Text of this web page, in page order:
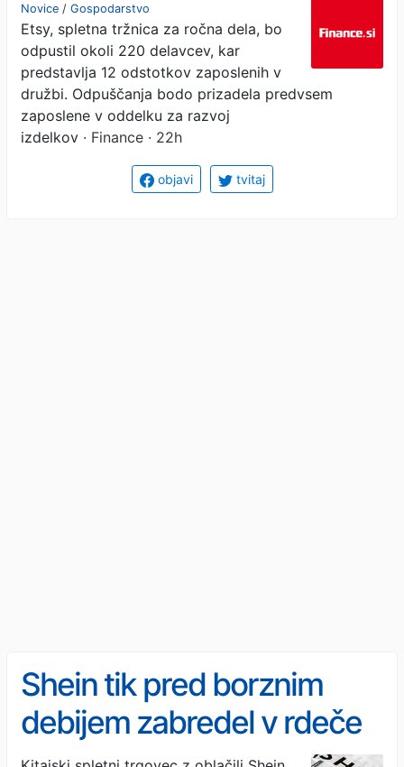
Novice / Gospodarstvo
Etsy, spletna tržnica za ročna dela, bo
odpustil okoli 220 delavcev, kar
predstavlja 12 odstotkov zaposlenih v
družbi. Odpuščanja bodo prizadela predvsem
zaposlene v oddelku za razvoj
izdelkov · Finance · 22h
objavi tvitaj
Shein tik pred borznim
debijem zabredel v rdeče